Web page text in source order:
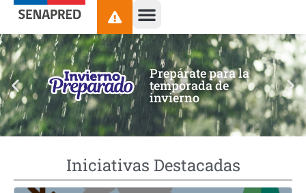
contenido
Prepárate para la
temporada de
invierno
Iniciativas Destacadas